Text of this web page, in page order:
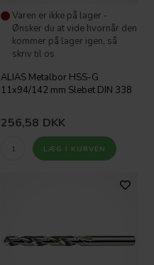
Varen er ikke på lager -
Ønsker du at vide hvornår den
kommer på lager igen, så
skriv til os
ALIAS Metalbor HSS-G
11x94/142 mm Slebet DIN 338
256,58 DKK